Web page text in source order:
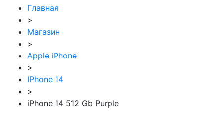
Главная
>
Магазин
>
Apple iPhone
>
IPhone 14
>
iPhone 14 512 Gb Purple